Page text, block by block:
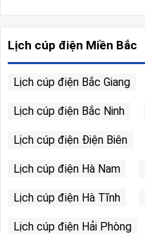
Lịch cúp điện Miền Bắc
Lịch cúp điện Bắc Giang
Lịch cúp điện Bắc Ninh
Lịch cúp điện Điện Biên
Lịch cúp điện Hà Nam
Lịch cúp điện Hà Tĩnh
Lịch cúp điện Hải Phòng